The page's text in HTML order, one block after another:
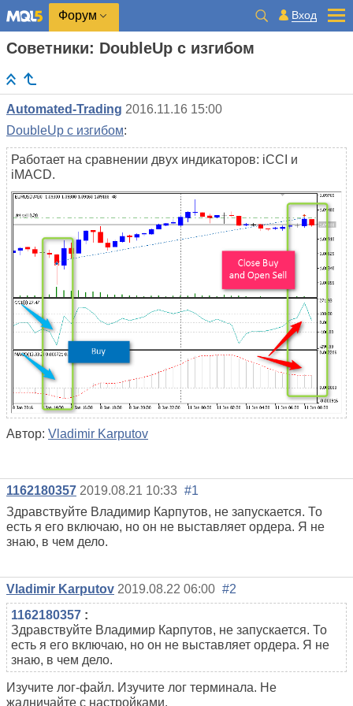
Форум Вход
Советники: DoubleUp с изгибом
Automated-Trading 2016.11.16 15:00
DoubleUp с изгибом:
Работает на сравнении двух индикаторов: iCCI и
iMACD.
Автор: Vladimir Karputov
1162180357 2019.08.21 10:33 #1
Здравствуйте Владимир Карпутов, не запускается. То
есть я его включаю, но он не выставляет ордера. Я не
знаю, в чем дело.
Vladimir Karputov 2019.08.22 06:00 #2
1162180357 :
Здравствуйте Владимир Карпутов, не запускается. То
есть я его включаю, но он не выставляет ордера. Я не
знаю, в чем дело.
Изучите лог-файл. Изучите лог терминала. Не
жадничайте с настройками.